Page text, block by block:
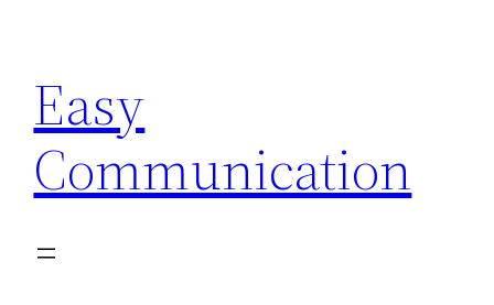
contenu
Easy
Communication